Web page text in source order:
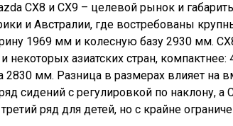
CX8 и CX9 – целевой рынок и
и Австралии, где востребованы
1969 мм и колесную базу 2930 мм.
некоторых азиатских стран,
мм. Разница в размерах влияет на
сидений с регулировкой по наклону, а
ряд для детей, но с крайне